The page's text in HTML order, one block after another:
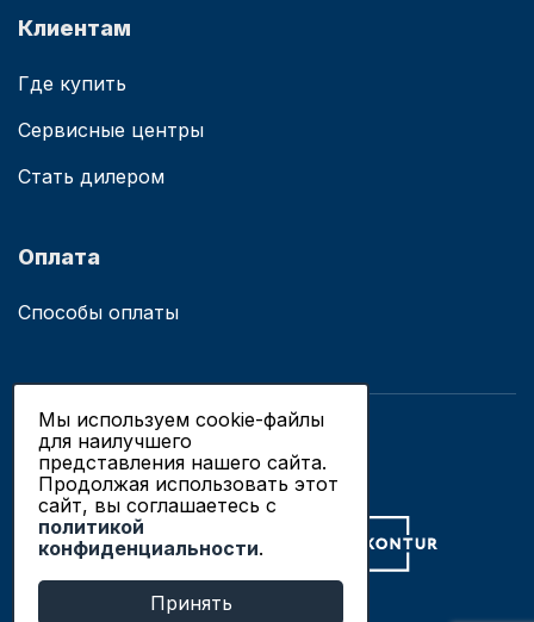
Клиентам
Где купить
Сервисные центры
Стать дилером
Оплата
Способы оплаты
© 2019 - 2026 ООО «Сианово»
Политика конфиденциальности
Разработка сайтов в Новосибирске
Продвижение сайтов
Мы используем cookie-файлы
для наилучшего
представления нашего сайта.
Продолжая использовать этот
сайт, вы соглашаетесь c
политикой
конфиденциальности.
Принять